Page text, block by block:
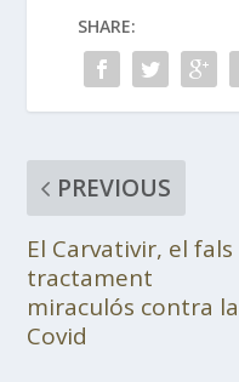
SHARE:
PREVIOUS
El Carvativir, el fals
tractament
miraculós contra la
Covid